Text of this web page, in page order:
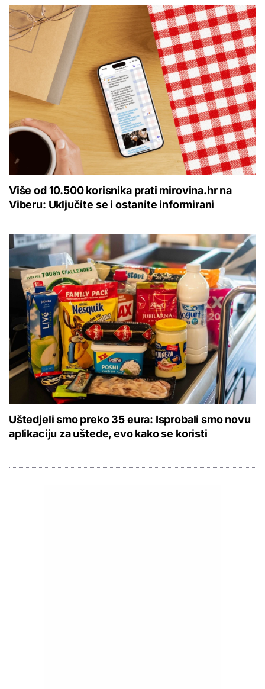
Više od 10.500 korisnika prati mirovina.hr na
Viberu: Uključite se i ostanite informirani
Uštedjeli smo preko 35 eura: Isprobali smo novu
aplikaciju za uštede, evo kako se koristi